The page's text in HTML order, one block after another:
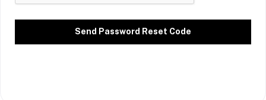
Send Password Reset Code